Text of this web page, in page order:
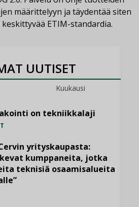
määrittelyyn ja täydentää siten
ETIM-standardia.
UUTISET
Kuukausi
on tekniikkalaji
yrityskaupasta:
kumppaneita, jotka
teknisiä osaamisalueita